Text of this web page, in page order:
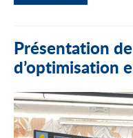
Présentation
d’optimisation